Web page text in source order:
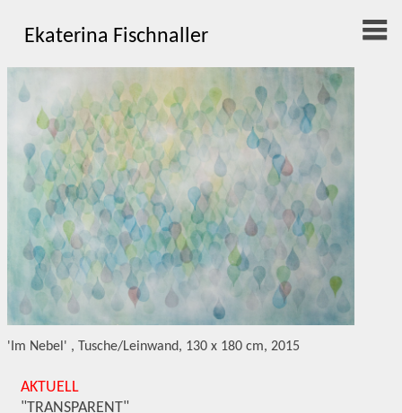
Ekaterina Fischnaller
'Im Nebel' , Tusche/Leinwand, 130 x 180 cm, 2015
AKTUELL
"TRANSPARENT"